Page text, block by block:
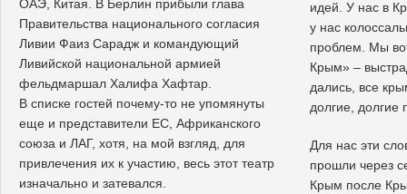
ОАЭ, Китая. В Берлин прибыли глава
Правительства национального согласия
Ливии Фаиз Сарадж и командующий
Ливийской национальной армией
фельдмаршал Халифа Хафтар.
В списке гостей почему-то не упомянуты
еще и представители ЕС, Африканского
союза и ЛАГ, хотя, на мой взгляд, для
привлечения их к участию, весь этот театр
изначально и затевался.
идей. У нас в
у нас
проблем. Мы
Крым» –
дались, все
долгие, долгие
Для нас эти
прошли через
Крым после